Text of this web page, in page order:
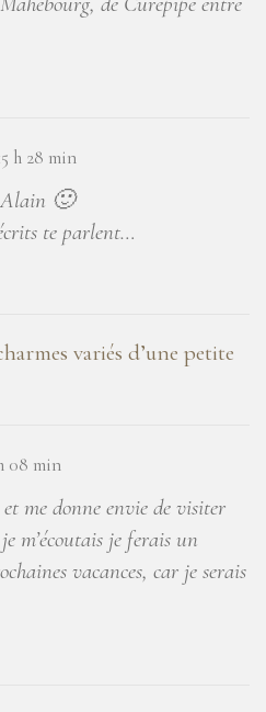
h 28 min
Alain 🙂
te parlent…
variés d’une petite
08 min
me donne envie de visiter
m’écoutais je ferais un
vacances, car je serais